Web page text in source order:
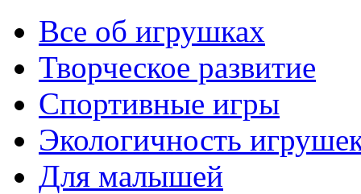
Все об игрушках
Творческое развитие
Спортивные игры
Экологичность
Для малышей